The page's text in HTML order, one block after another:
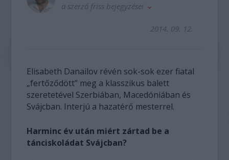
a szerző friss bejegyzései
2014. 09. 12.
Elisabeth Danailov révén sok-sok ezer fiatal
„fertőződött” meg a klasszikus balett
szeretetével Szerbiában, Macedóniában és
Svájcban. Interjú a hazatérő mesterrel.
Harminc év után miért zártad be a
tánciskoládat Svájcban?